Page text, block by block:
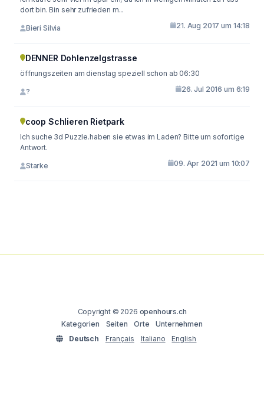
dort bin. Bin sehr zufrieden m...
Bieri Silvia 21. Aug 2017 um 14:18
DENNER Dohlenzelgstrasse
öffnungszeiten am dienstag speziell schon ab 06:30
? 26. Jul 2016 um 6:19
coop Schlieren Rietpark
Ich suche 3d Puzzle.haben sie etwas im Laden? Bitte um sofortige
Antwort.
Starke 09. Apr 2021 um 10:07
Copyright © 2026 openhours.ch
Kategorien
Seiten Orte
Unternehmen
Deutsch
Français Italiano English